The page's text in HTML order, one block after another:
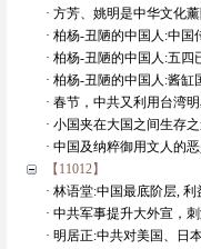
· 方芳、姚明是中华文化
· 柏杨-丑陋的中国人:中国
· 柏杨-丑陋的中国人:五四
· 柏杨-丑陋的中国人:酱缸
· 春节，中共又利用台湾明
· 小国夹在大国之间生存
· 中国及纳粹御用文人的
【11012】
· 林语堂:中国最底阶层, 利
· 中共军事提升大外宣，
· 明居正:中共对美国、日